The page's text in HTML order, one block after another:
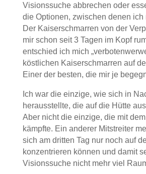
Visionssuche abbrechen oder
die Optionen, zwischen denen ich
Der Kaiserschmarren von der
mir schon seit 3 Tagen im Kopf
entschied ich mich
köstlichen Kaiserschmarren auf
Einer der besten, die mir je
Ich war die einzige, wie sich in
herausstellte, die auf die Hütte
Aber nicht die einzige, die mit
kämpfte. Ein anderer Mitstreiter
sich am dritten Tag nur noch auf
konzentrieren können und damit
Visionssuche nicht mehr viel